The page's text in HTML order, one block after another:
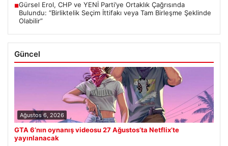
■Gürsel Erol, CHP ve YENİ Parti’ye Ortaklık Çağrısında
Bulundu: “Birliktelik Seçim İttifakı veya Tam Birleşme Şeklinde
Olabilir”
Güncel
Ağustos 6, 2026
GTA 6’nın oynanış videosu 27 Ağustos’ta Netflix’te
yayınlanacak